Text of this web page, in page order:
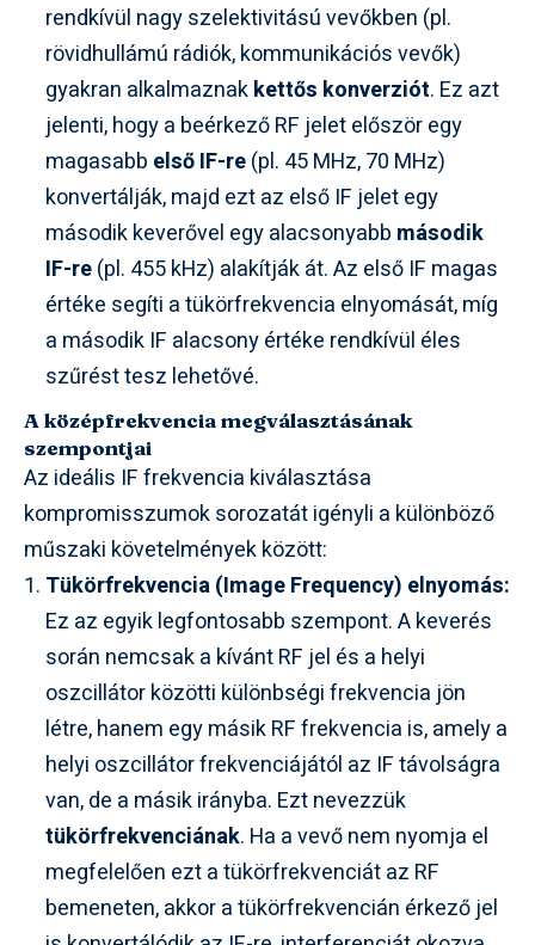
rendkívül nagy szelektivitású vevőkben (pl.
rövidhullámú rádiók, kommunikációs vevők)
gyakran alkalmaznakkettős konverziót. Ez azt
jelenti, hogy a beérkező RF jelet először egy
magasabb első IF-re(pl. 45 MHz, 70 MHz)
konvertálják, majd ezt az első IF jelet egy
második keverővel egy alacsonyabb második
IF-re(pl. 455 kHz) alakítják át. Az első IF magas
értéke segíti a tükörfrekvencia elnyomását, míg
a második IF alacsony értéke rendkívül éles
szűrést tesz lehetővé.
A középfrekvencia megválasztásának
szempontjai
Az ideális IF frekvencia kiválasztása
kompromisszumok sorozatát igényli a különböző
műszaki követelmények között:
Tükörfrekvencia (Image Frequency) elnyomás:
Ez az egyik legfontosabb szempont. A keverés
során nemcsak a kívánt RF jel és a helyi
oszcillátor közötti különbségi frekvencia jön
létre, hanem egy másik RF frekvencia is, amely a
helyi oszcillátor frekvenciájától az IF távolságra
van, de a másik irányba. Ezt nevezzük
tükörfrekvenciának. Ha a vevő nem nyomja el
megfelelően ezt a tükörfrekvenciát az RF
bemeneten, akkor a tükörfrekvencián érkező jel